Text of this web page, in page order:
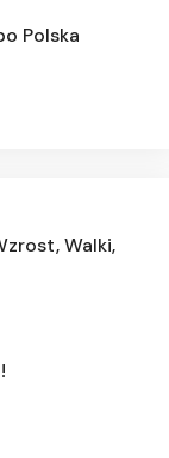
Polska
Walki,